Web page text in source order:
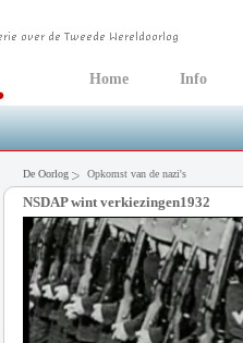
Home Info
De Oorlog Opkomst van de nazi's
NSDAP wint verkiezingen1932